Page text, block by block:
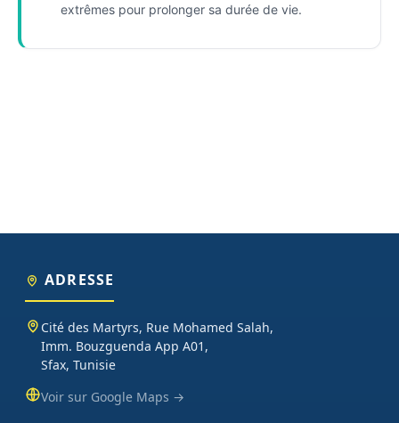
extrêmes pour prolonger sa durée de vie.
ADRESSE
Cité des Martyrs, Rue Mohamed Salah,
Imm. Bouzguenda App A01,
Sfax, Tunisie
Voir sur Google Maps →